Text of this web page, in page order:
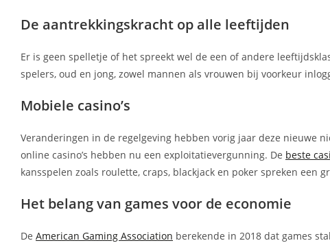
De aantrekkingskracht op alle leeftijden
Er is geen spelletje of het spreekt wel de een of andere
spelers, oud en jong, zowel mannen als vrouwen bij voorkeur
Mobiele casino’s
Veranderingen in de regelgeving hebben vorig jaar deze nieuwe
online casino’s hebben nu een exploitatievergunning. De beste
kansspelen zoals roulette, craps, blackjack en poker spreken
Het belang van games voor de economie
De American Gaming Association berekende in 2018 dat games